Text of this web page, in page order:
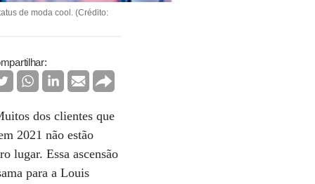
de moda cool. (Crédito:
dos clientes que
2021 não estão
lugar. Essa ascensão
para a Louis